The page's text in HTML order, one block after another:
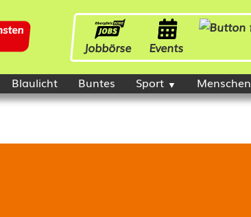
Jobbörse Events
Blaulicht Buntes Sport Menschen